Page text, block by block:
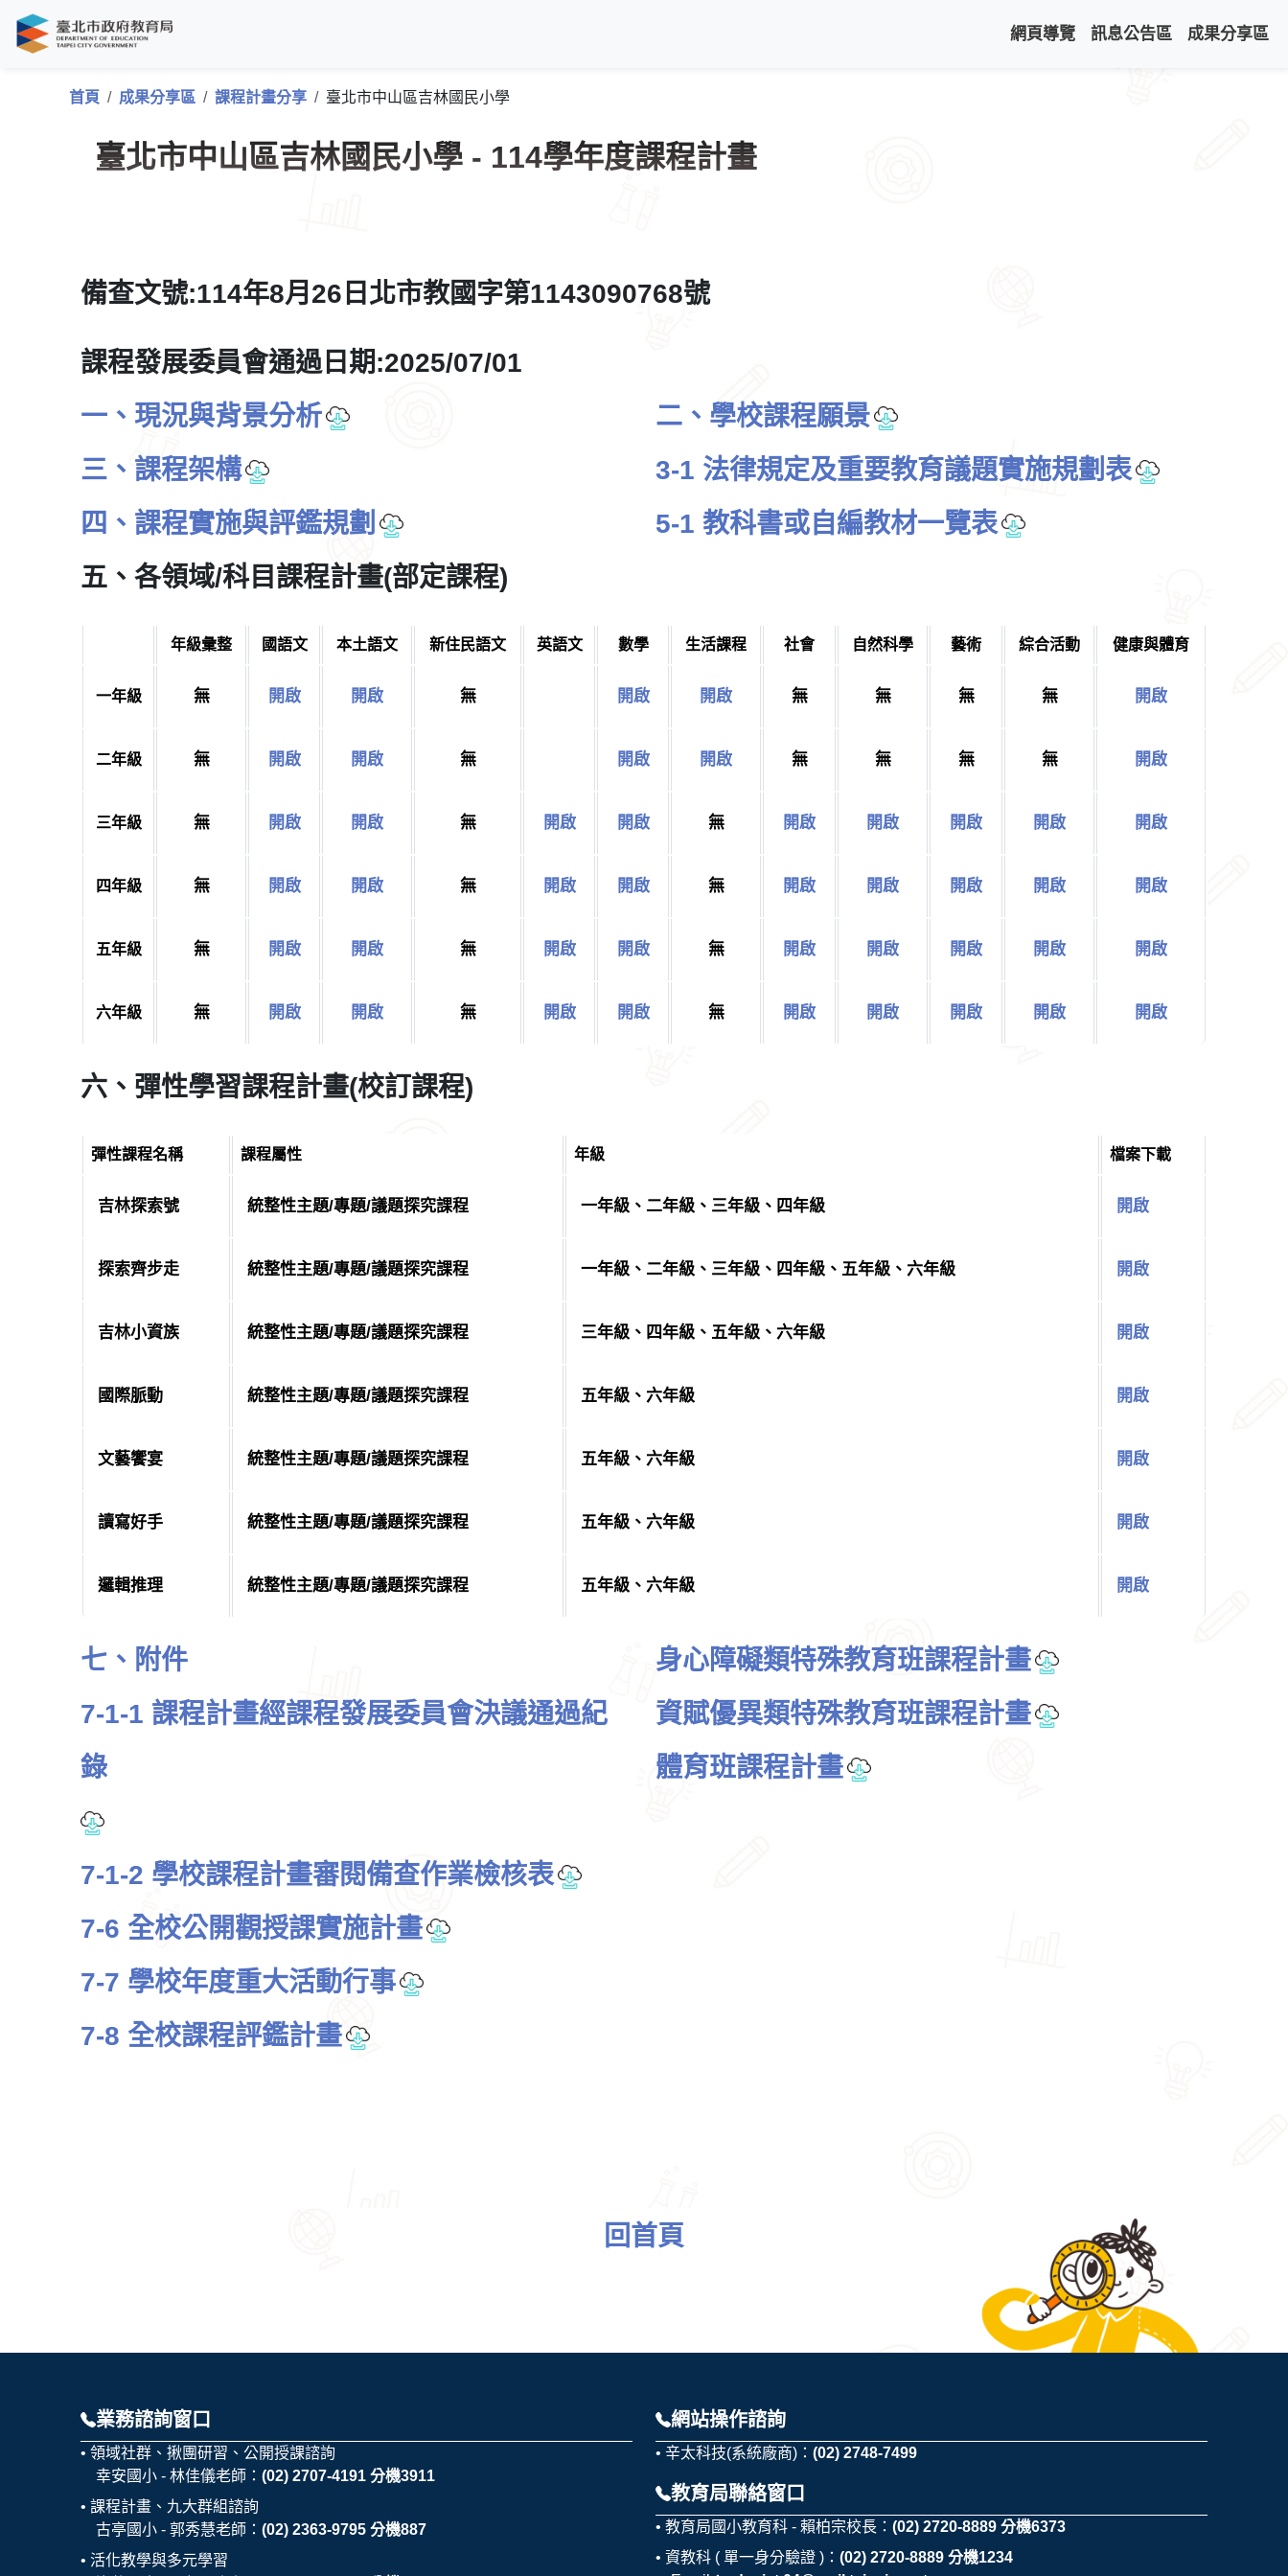
網頁導覽 訊息公告區 成果分享區
首頁 成果分享區 課程計畫分享 臺北市中山區吉林國民小學
臺北市中山區吉林國民小學 - 114學年度課程計畫
備查文號:114年8月26日北市教國字第1143090768號
課程發展委員會通過日期:2025/07/01
一、現況與背景分析
二、學校課程願景
三、課程架構
3-1 法律規定及重要教育議題實施規劃表
四、課程實施與評鑑規劃
5-1 教科書或自編教材一覽表
五、各領域/科目課程計畫(部定課程)
年級彙整 國語文 本土語文 新住民語文 英語文 數學 生活課程 社會 自然科學 藝術 綜合活動 健康與體育
一年級 無 開啟 開啟 無 開啟 開啟 無 無 無 無 開啟
二年級 無 開啟 開啟 無 開啟 開啟 無 無 無 無 開啟
三年級 無 開啟 開啟 無 開啟 開啟 無 開啟 開啟 開啟 開啟 開啟
四年級 無 開啟 開啟 無 開啟 開啟 無 開啟 開啟 開啟 開啟 開啟
五年級 無 開啟 開啟 無 開啟 開啟 無 開啟 開啟 開啟 開啟 開啟
六年級 無 開啟 開啟 無 開啟 開啟 無 開啟 開啟 開啟 開啟 開啟
六、彈性學習課程計畫(校訂課程)
彈性課程名稱 課程屬性 年級 檔案下載
吉林探索號 統整性主題/專題/議題探究課程 一年級、二年級、三年級、四年級 開啟
探索齊步走 統整性主題/專題/議題探究課程 一年級、二年級、三年級、四年級、五年級、六年級 開啟
吉林小資族 統整性主題/專題/議題探究課程 三年級、四年級、五年級、六年級 開啟
國際脈動 統整性主題/專題/議題探究課程 五年級、六年級 開啟
文藝饗宴 統整性主題/專題/議題探究課程 五年級、六年級 開啟
讀寫好手 統整性主題/專題/議題探究課程 五年級、六年級 開啟
邏輯推理 統整性主題/專題/議題探究課程 五年級、六年級 開啟
七、附件
7-1-1 課程計畫經課程發展委員會決議通過紀
錄
7-1-2 學校課程計畫審閱備查作業檢核表
7-6 全校公開觀授課實施計畫
7-7 學校年度重大活動行事
7-8 全校課程評鑑計畫
身心障礙類特殊教育班課程計畫
資賦優異類特殊教育班課程計畫
體育班課程計畫
回首頁
業務諮詢窗口
領域社群、揪團研習、公開授課諮詢
幸安國小 - 林佳儀老師： (02) 2707-4191 分機3911
課程計畫、九大群組諮詢
古亭國小 - 郭秀慧老師： (02) 2363-9795 分機887
活化教學與多元學習
網站操作諮詢
辛太科技(系統廠商)： (02) 2748-7499
教育局聯絡窗口
教育局國小教育科 - 賴柏宗校長： (02) 2720-8889 分機6373
資教科 ( 單一身分驗證 )： (02) 2720-8889 分機1234